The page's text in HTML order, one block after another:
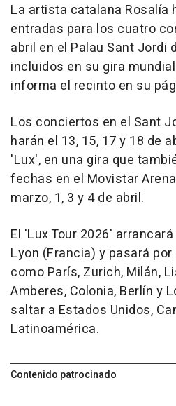
La artista catalana Rosalía
entradas para los cuatro
abril en el Palau Sant Jordi
incluidos en su gira
informa el recinto en su
Los conciertos en el Sant
harán el 13, 15, 17 y 18 de
'Lux', en una gira que
fechas en el Movistar
marzo, 1, 3 y 4 de abril.
El 'Lux Tour 2026'
Lyon (Francia) y pasará
como París, Zurich, Milán,
Amberes, Colonia, Berlín y
saltar a Estados Unidos,
Latinoamérica.
Contenido patrocinado